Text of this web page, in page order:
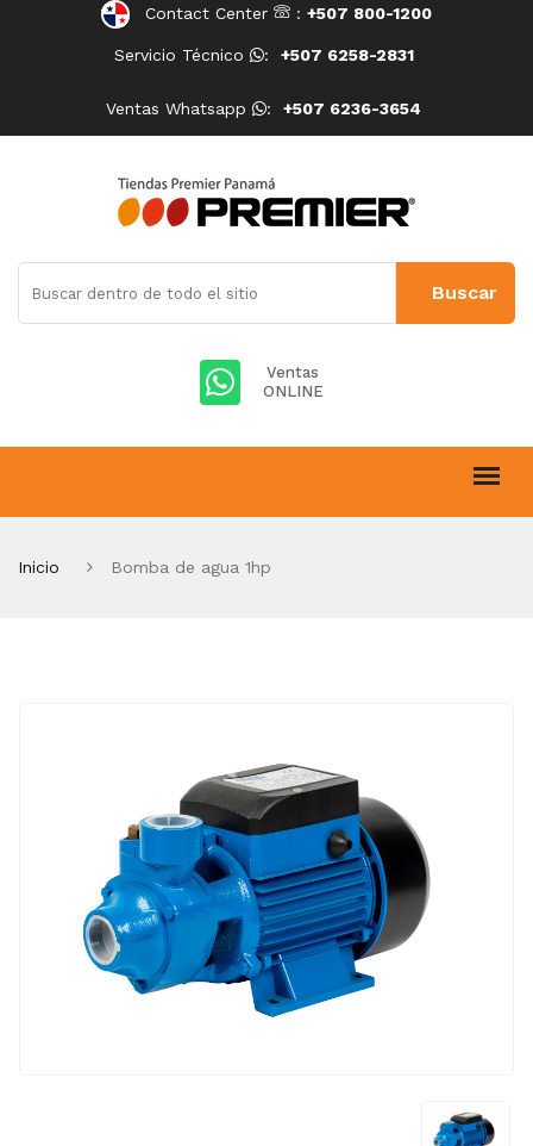
Contact Center : +507 800-1200
Servicio Técnico : +507 6258-2831
Ventas Whatsapp : +507 6236-3654
Ventas
ONLINE
Inicio Bomba de agua 1hp